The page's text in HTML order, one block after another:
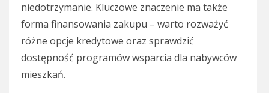
niedotrzymanie. Kluczowe znaczenie ma także
forma finansowania zakupu – warto rozważyć
różne opcje kredytowe oraz sprawdzić
dostępność programów wsparcia dla nabywców
mieszkań.